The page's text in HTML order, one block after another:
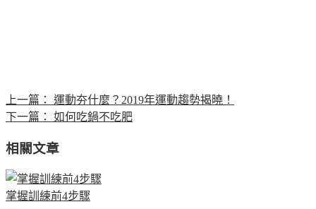
上一篇：
運動夯什麼？2019年運動趨勢揭曉！
下一篇：
如何吃鍋不吃肥
相關文章
掌握訓練前4步驟